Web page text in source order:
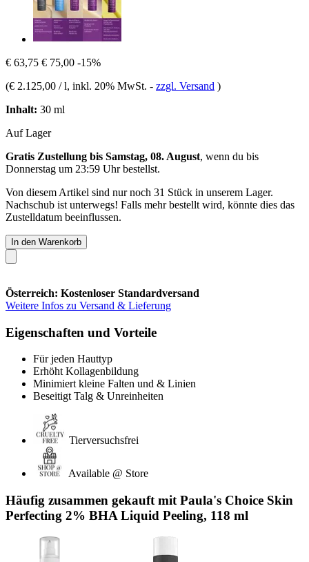
€ 63,75 € 75,00 -15%
(€ 2.125,00 / l, inkl. 20% MwSt. - zzgl. Versand )
Inhalt: 30 ml
Auf Lager
Gratis Zustellung bis Samstag, 08. August, wenn du bis
Donnerstag um 23:59 Uhrbestellst.
Von diesem Artikel sind nur noch 31 Stück in unserem Lager.
Nachschub ist unterwegs! Falls mehr bestellt wird, könnte dies das
Zustelldatum beeinflussen.
In den Warenkorb
Österreich: Kostenloser Standardversand
Weitere Infos zu Versand & Lieferung
Eigenschaften und Vorteile
Für jeden Hauttyp
Erhöht Kollagenbildung
Minimiert kleine Falten und & Linien
Beseitigt Talg & Unreinheiten
Tierversuchsfrei
Available @ Store
Häufig zusammen gekauft mit Paula's Choice Skin
Perfecting 2% BHA Liquid Peeling, 118 ml